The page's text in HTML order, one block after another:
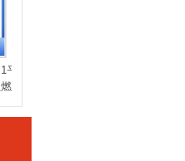
方低烟无卤消防线
电线